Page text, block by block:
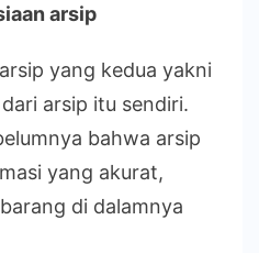
arsip
yang kedua yakni
arsip itu sendiri.
bahwa arsip
yang akurat,
di dalamnya